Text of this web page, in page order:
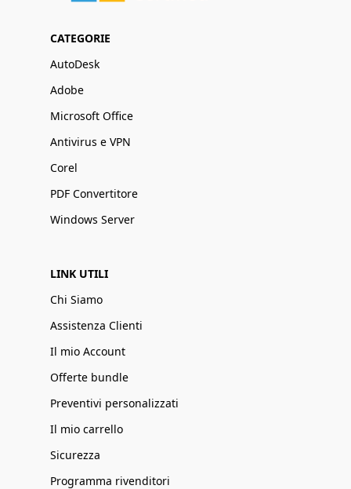
CATEGORIE
AutoDesk
Adobe
Microsoft Office
Antivirus e VPN
Corel
PDF Convertitore
Windows Server
LINK UTILI
Chi Siamo
Assistenza Clienti
Il mio Account
Offerte bundle
Preventivi personalizzati
Il mio carrello
Sicurezza
Programma rivenditori